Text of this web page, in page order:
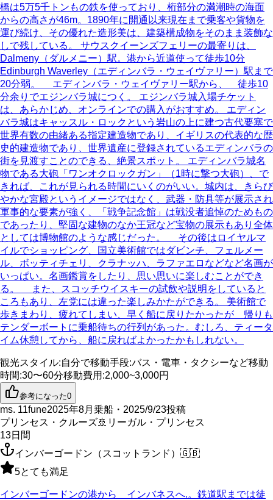
橋は5万5千トンもの鉄を使っており、桁部分の満潮時の海面
からの高さが46m。1890年に開通以来現在まで乗客や貨物を
運び続け、その優れた造形美は、建築構成物をそのまま装飾な
しで残している。 サウスクイーンズフェリーの最寄りは、
Dalmeny（ダルメニー）駅。港から近道使って徒歩10分
Edinburgh Waverley（エディンバラ・ウェイヴァリー）駅まで
20分弱。 エディンバラ・ウェイヴァリー駅から、 徒歩10
分余りでエジンバラ城につく。 エジンバラ城入場チケット
は、あらかじめ、オンラインでの購入がおすすめ。 エディン
バラ城はキャッスル・ロックという岩山の上に建つ古代要塞で
世界有数の由緒ある指定建造物であり、イギリスの代表的な歴
史的建造物であり、世界遺産に登録されているエディンバラの
街を見渡すことのできる、絶景スポット。 エディンバラ城名
物である大砲「ワンオクロックガン」（1時に撃つ大砲）、で
きれば、これが見られる時間にいくのがいい。城内は、きらび
やかな宮殿というイメージではなく、武器・防具等が展示され
軍事的な要素が強く、「戦争記念館」は戦没者追悼のためもの
であったり、堅固な建物のなか王冠など宝物の展示もあり全体
としては博物館のような感じだった。 その後はロイヤルマ
イルでショッピング、国立美術館ではダビンチ、フェルメー
ル、ボッティチェリ、クラナッハ、ラファエロなどなど名画が
いっぱい。名画鑑賞をしたり、思い思いに楽しむことができ
る。 また、スコッチウイスキーの試飲や説明をしていると
ころもあり、左党には違った楽しみかたができる。 美術館で
歩きまわり、疲れてしまい、早く船に戻りたかったが 帰りも
テンダーボートに乗船待ちの行列があった。むしろ、ティータ
イム休憩してから、船に戻ればよかったかもしれない。
観光スタイル:自分で移動手段:バス・電車・タクシーなど移動
時間:30〜60分移動費用 :2,000~3,000円
参考になった0
ms. 11fune2025年8月乗船・2025/9/23投稿
プリンセス・クルーズ🚢 リーガル・プリンセス
13日間
インバーゴードン（スコットランド） 🇬🇧
5とても満足
インバーゴードンの港から インバネスへ.。鉄道駅までは徒